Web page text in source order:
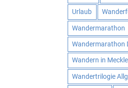
Urlaub
Wandermarathon
Wandermarathon
Wandern in
Wandertrilogie